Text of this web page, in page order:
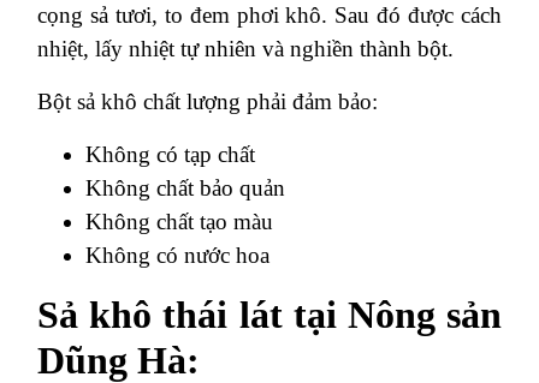
cọng sả tươi, to đem phơi khô. Sau đó được cách
nhiệt, lấy nhiệt tự nhiên và nghiền thành bột.
Bột sả khô chất lượng phải đảm bảo:
Không có tạp chất
Không chất bảo quản
Không chất tạo màu
Không có nước hoa
Sả khô thái lát tại Nông sản
Dũng Hà: